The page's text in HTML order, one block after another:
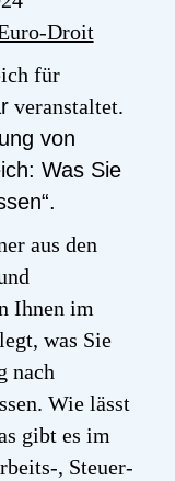
Droit
für
veranstaltet.
von
Was Sie
aus den
Ihnen im
was Sie
nach
Wie lässt
gibt es im
, Steuer-